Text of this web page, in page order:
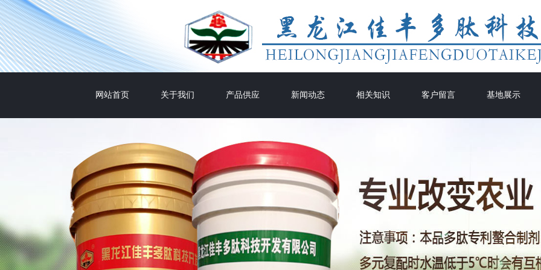
网站首页 关于我们 产品供应 新闻动态 相关知识 客户留言 基地展示